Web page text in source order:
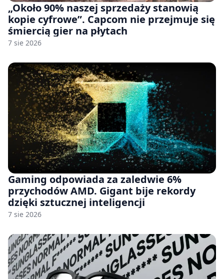
„Około 90% naszej sprzedaży stanowią
kopie cyfrowe”. Capcom nie przejmuje się
śmiercią gier na płytach
7 sie 2026
Gaming odpowiada za zaledwie 6%
przychodów AMD. Gigant bije rekordy
dzięki sztucznej inteligencji
7 sie 2026